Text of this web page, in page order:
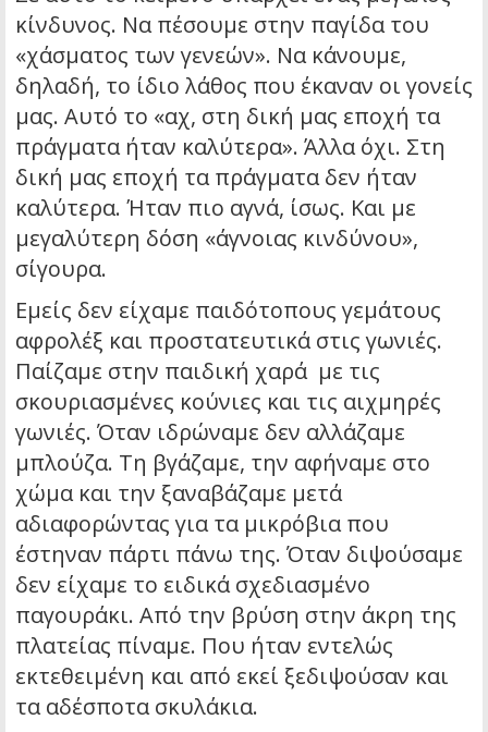
κίνδυνος. Να πέσουμε στην παγίδα του
«χάσματος των γενεών». Να κάνουμε,
δηλαδή, το ίδιο λάθος που έκαναν οι γονείς
μας. Αυτό το «αχ, στη δική μας εποχή τα
πράγματα ήταν καλύτερα». Άλλα όχι. Στη
δική μας εποχή τα πράγματα δεν ήταν
καλύτερα. Ήταν πιο αγνά, ίσως. Και με
μεγαλύτερη δόση «άγνοιας κινδύνου»,
σίγουρα.
Εμείς δεν είχαμε παιδότοπους γεμάτους
αφρολέξ και προστατευτικά στις γωνιές.
Παίζαμε στην παιδική χαρά με τις
σκουριασμένες κούνιες και τις αιχμηρές
γωνιές. Όταν ιδρώναμε δεν αλλάζαμε
μπλούζα. Τη βγάζαμε, την αφήναμε στο
χώμα και την ξαναβάζαμε μετά
αδιαφορώντας για τα μικρόβια που
έστηναν πάρτι πάνω της. Όταν διψούσαμε
δεν είχαμε το ειδικά σχεδιασμένο
παγουράκι. Από την βρύση στην άκρη της
πλατείας πίναμε. Που ήταν εντελώς
εκτεθειμένη και από εκεί ξεδιψούσαν και
τα αδέσποτα σκυλάκια.